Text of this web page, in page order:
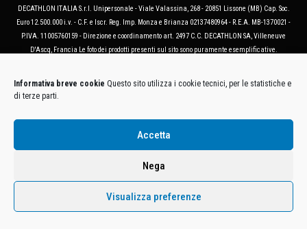
Informativa breve cookie Questo sito utilizza i cookie tecnici, per le statistiche e
di terze parti.
Accetta
Nega
Visualizza preferenze
DECATHLON ITALIA S.r.l. Unipersonale - Viale Valassina, 268 - 20851 Lissone (MB) Cap. Soc.
Euro 12.500.000 i.v. - C.F. e Iscr. Reg. Imp. Monza e Brianza 02137480964 - R.E.A. MB-1370021 -
P.IVA. 11005760159 - Direzione e coordinamento art. 2497 C.C. DECATHLON SA, Villeneuve
D'Ascq, Francia Le foto dei prodotti presenti sul sito sono puramente esemplificative.